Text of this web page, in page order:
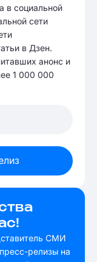
в социальной
сети
в Дзен.
анонс и
1 000 000
СМИ
релизы на